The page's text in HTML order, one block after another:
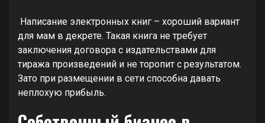
Написание электронных книг – хороший вариант
для мам в декрете. Такая книга не требует
заключения договора с издательствами для
тиража произведений и не торопит с результатом.
Зато при размещении в сети способна давать
неплохую прибыль.